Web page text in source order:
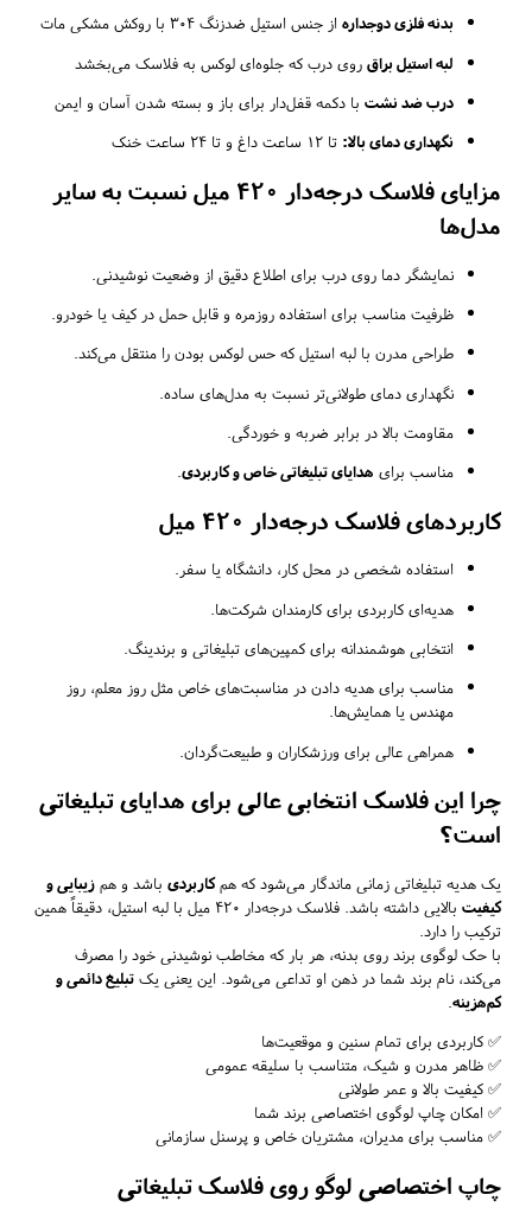
بدنه فلزی دوجدارهاز جنس استیل ضدزنگ 304 با روکش مشکی مات
لبه استیل براقروی درب که جلوه‌ای لوکس به فلاسک می‌بخشد
درب ضد نشتبا دکمه قفل‌دار برای باز و بسته شدن آسان و ایمن
نگهداری دمای بالا: تا 12 ساعت داغ و تا 24 ساعت خنک
مزایای فلاسک درجه‌دار ۴۲۰ میل نسبت به سایر
مدل‌ها
نمایشگر دما روی درب برای اطلاع دقیق از وضعیت نوشیدنی.
ظرفیت مناسب برای استفاده روزمره و قابل حمل در کیف یا خودرو.
طراحی مدرن با لبه استیل که حس لوکس بودن را منتقل می‌کند.
نگهداری دمای طولانی‌تر نسبت به مدل‌های ساده.
مقاومت بالا در برابر ضربه و خوردگی.
مناسب برای هدایای تبلیغاتی خاص و کاربردی.
کاربردهای فلاسک درجه‌دار ۴۲۰ میل
استفاده شخصی در محل کار، دانشگاه یا سفر.
هدیه‌ای کاربردی برای کارمندان شرکت‌ها.
انتخابی هوشمندانه برای کمپین‌های تبلیغاتی و برندینگ.
مناسب برای هدیه دادن در مناسبت‌های خاص مثل روز معلم، روز
مهندس یا همایش‌ها.
همراهی عالی برای ورزشکاران و طبیعت‌گردان.
چرا این فلاسک انتخابی عالی برای هدایای تبلیغاتی
است؟
یک هدیه تبلیغاتی زمانی ماندگار می‌شود که همکاربردیباشد و هم زیبایی و
کیفیت
بالایی داشته باشد. فلاسک درجه‌دار ۴۲۰ میل با لبه استیل، دقیقاً همین
ترکیب را دارد.
با حک لوگوی برند روی بدنه، هر بار که مخاطب نوشیدنی خود را مصرف
می‌کند، نام برند شما در ذهن او تداعی می‌شود. این یعنی یک تبلیغ دائمی و
کم‌هزینه.
✅ کاربردی برای تمام سنین و موقعیت‌ها
✅ ظاهر مدرن و شیک، متناسب با سلیقه عمومی
✅ کیفیت بالا و عمر طولانی
✅ امکان چاپ لوگوی اختصاصی برند شما
✅ مناسب برای مدیران، مشتریان خاص و پرسنل سازمانی
چاپ اختصاصی لوگو روی فلاسک تبلیغاتی